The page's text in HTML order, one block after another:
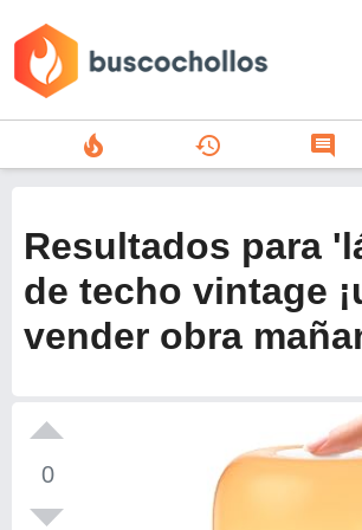
search
add
Menu
local_fire_department history comment
Resultados para
de techo vintage
vender obra
0